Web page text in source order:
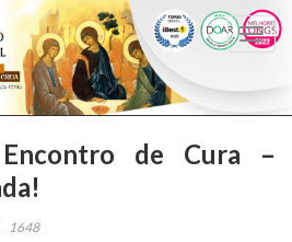
de Cura –
1648